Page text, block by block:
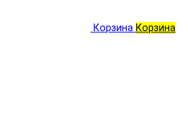
Корзина Корзина